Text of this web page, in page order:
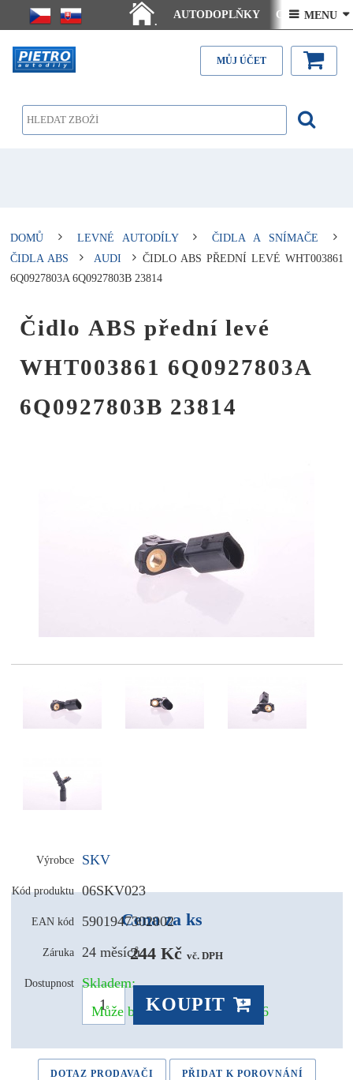
.
AUTODOPLŇKY Ceny doručení
Články - návody Kontakt
 MENU 
MŮJ ÚČET
DOMŮ LEVNÉ AUTODÍLY
ČIDLA A SNÍMAČE
ČIDLA ABS
AUDI
ČIDLO ABS PŘEDNÍ LEVÉ WHT003861
6Q0927803A 6Q0927803B 23814
Čidlo ABS přední levé
WHT003861 6Q0927803A
6Q0927803B 23814
Výrobce SKV
Kód produktu 06SKV023
EAN kód 5901947302002
Záruka 24 měsíců
Dostupnost
Skladem:
Může být u Vás už 10.08.2026
Cena za ks
244 Kč vč. DPH
KOUPIT
DOTAZ PRODAVAČI PŘIDAT K POROVNÁNÍ